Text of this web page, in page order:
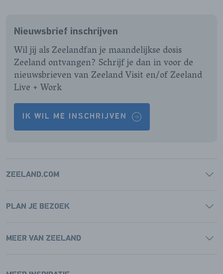
PAGINAPAGINAPAGINAPAGINA
Nieuwsbrief inschrijven
Wil jij als Zeelandfan je maandelijkse dosis
Zeeland ontvangen? Schrijf je dan in voor de
nieuwsbrieven van Zeeland Visit en/of Zeeland
Live + Work
IK WIL ME INSCHRIJVEN
ZEELAND.COM
PLAN JE BEZOEK
MEER VAN ZEELAND